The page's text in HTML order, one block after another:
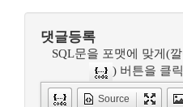
댓글등록
SQL문을 포맷에 맞게(
) 버튼을 클
Source